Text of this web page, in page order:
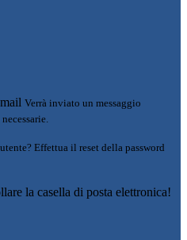
Verrà inviato un messaggio
Effettua il reset della password
la casella di posta elettronica!